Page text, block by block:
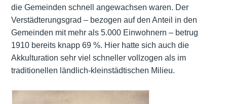
die Gemeinden schnell angewachsen waren. Der
Verstädterungsgrad – bezogen auf den Anteil in den
Gemeinden mit mehr als 5.000 Einwohnern – betrug
1910 bereits knapp 69 %. Hier hatte sich auch die
Akkulturation sehr viel schneller vollzogen als im
traditionellen ländlich-kleinstädtischen Milieu.